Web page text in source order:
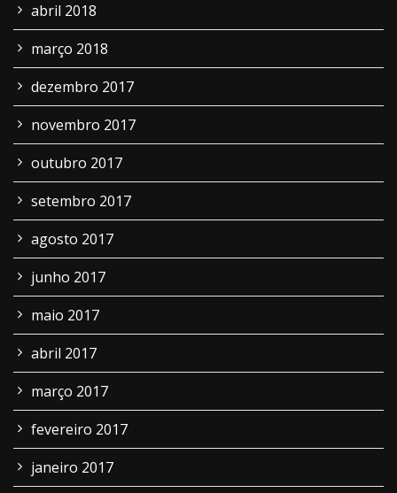
abril 2018
março 2018
dezembro 2017
novembro 2017
outubro 2017
setembro 2017
agosto 2017
junho 2017
maio 2017
abril 2017
março 2017
fevereiro 2017
janeiro 2017